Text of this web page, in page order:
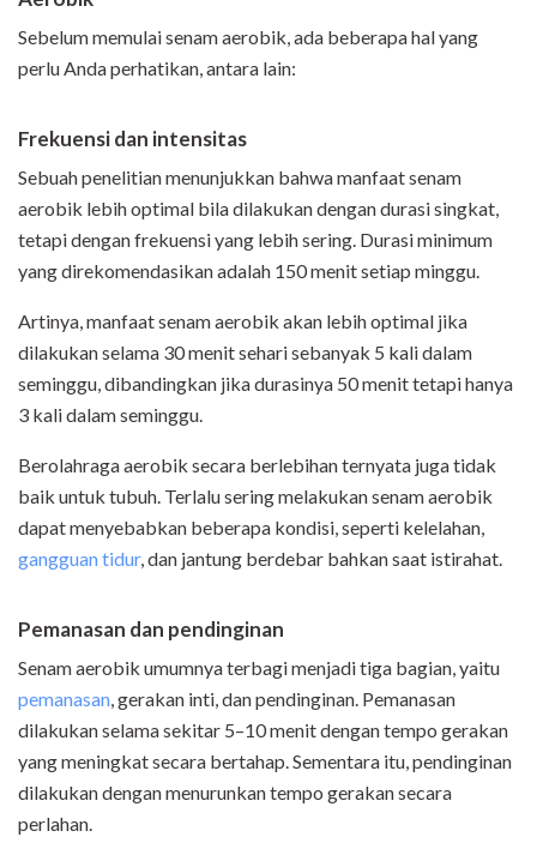
Sebelum memulai senam aerobik, ada beberapa hal yang
perlu Anda perhatikan, antara lain:
Frekuensi dan intensitas
Sebuah penelitian menunjukkan bahwa manfaat senam
aerobik lebih optimal bila dilakukan dengan durasi singkat,
tetapi dengan frekuensi yang lebih sering. Durasi minimum
yang direkomendasikan adalah 150 menit setiap minggu.
Artinya, manfaat senam aerobik akan lebih optimal jika
dilakukan selama 30 menit sehari sebanyak 5 kali dalam
seminggu, dibandingkan jika durasinya 50 menit tetapi hanya
3 kali dalam seminggu.
Berolahraga aerobik secara berlebihan ternyata juga tidak
baik untuk tubuh. Terlalu sering melakukan senam aerobik
dapat menyebabkan beberapa kondisi, seperti kelelahan,
gangguan tidur, dan jantung berdebar bahkan saat istirahat.
Pemanasan dan pendinginan
Senam aerobik umumnya terbagi menjadi tiga bagian, yaitu
pemanasan, gerakan inti, dan pendinginan. Pemanasan
dilakukan selama sekitar 5–10 menit dengan tempo gerakan
yang meningkat secara bertahap. Sementara itu, pendinginan
dilakukan dengan menurunkan tempo gerakan secara
perlahan.